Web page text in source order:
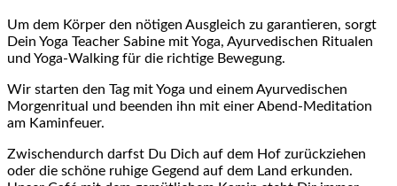
Um dem Körper den nötigen Ausgleich zu garantieren, sorgt
Dein Yoga Teacher Sabine mit Yoga, Ayurvedischen Ritualen
und Yoga-Walking für die richtige Bewegung.
Wir starten den Tag mit Yoga und einem Ayurvedischen
Morgenritual und beenden ihn mit einer Abend-Meditation
am Kaminfeuer.
Zwischendurch darfst Du Dich auf dem Hof zurückziehen
oder die schöne ruhige Gegend auf dem Land erkunden.